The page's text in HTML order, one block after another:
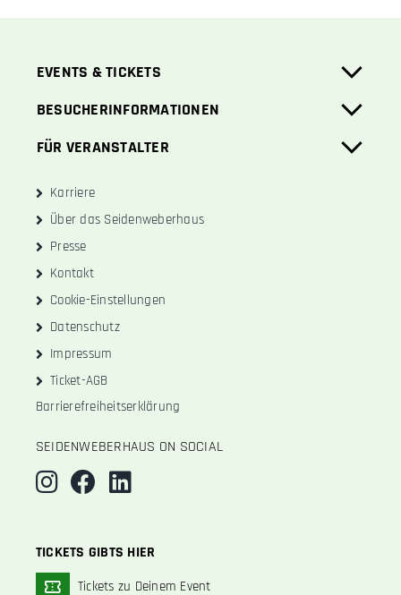
EVENTS & TICKETS
BESUCHERINFORMATIONEN
FÜR VERANSTALTER
Karriere
Über das Seidenweberhaus
Presse
Kontakt
Cookie-Einstellungen
Datenschutz
Impressum
Ticket-AGB
Barrierefreiheitserklärung
SEIDENWEBERHAUS ON SOCIAL
TICKETS GIBTS HIER
Tickets zu Deinem Event